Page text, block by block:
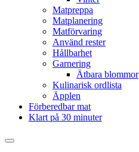
Matpreppa
Matplanering
Matförvaring
Använd rester
Hållbarhet
Garnering
Ätbara blommor
Kulinarisk ordlista
Äpplen
Förberedbar mat
Klart på 30 minuter
Slå